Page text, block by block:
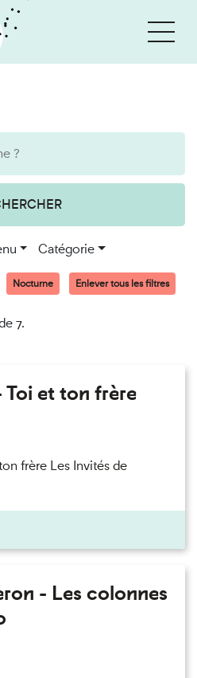
Catégorie
Nocturne Enlever tous les filtres
7.
Toi et ton frère
frère Les Invités de
- Les colonnes
ce site